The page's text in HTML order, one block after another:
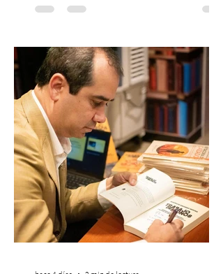
de 2026) — FloyyMenor ha sido
Under 21 por tercer año consecutivo,
formando parte una vez más de la
selección anual de la publicación que
destaca a los artistas menores de 21 años
más influyentes de la industria musical.
Este reconocimiento reaf